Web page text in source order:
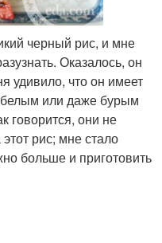
черный рис, и мне
Оказалось, он
удивило, что он имеет
или даже бурым
говорится, они не
рис; мне стало
больше и приготовить